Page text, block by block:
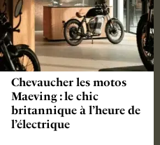
Chevaucher les motos
Maeving : le chic
britannique à l’heure de
l’électrique